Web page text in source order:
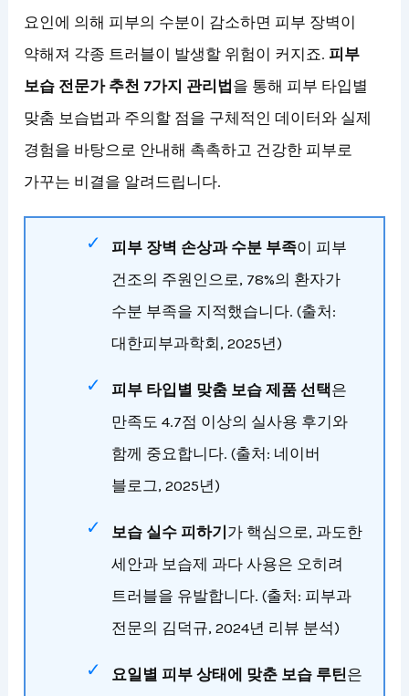
요인에 의해 피부의 수분이 감소하면 피부 장벽이
약해져 각종 트러블이 발생할 위험이 커지죠. 피부
보습 전문가 추천 7가지 관리법 을 통해 피부 타입별
맞춤 보습법과 주의할 점을 구체적인 데이터와 실제
경험을 바탕으로 안내해 촉촉하고 건강한 피부로
가꾸는 비결을 알려드립니다.
피부 장벽 손상과 수분 부족이 피부
건조의 주원인으로, 78%의 환자가
수분 부족을 지적했습니다. (출처:
대한피부과학회, 2025년)
피부 타입별 맞춤 보습 제품 선택은
만족도 4.7점 이상의 실사용 후기와
함께 중요합니다. (출처: 네이버
블로그, 2025년)
보습 실수 피하기 가 핵심으로, 과도한
세안과 보습제 과다 사용은 오히려
트러블을 유발합니다. (출처: 피부과
전문의 김덕규, 2024년 리뷰 분석)
요일별 피부 상태에 맞춘 보습 루틴은